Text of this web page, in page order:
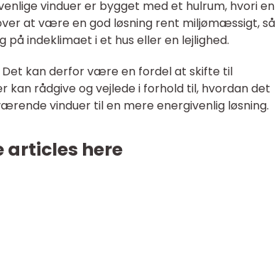
vinduer er bygget med et hulrum, hvori en
at være en god løsning rent miljømæssigt, så
på indeklimaet i et hus eller en lejlighed.
kan derfor være en fordel at skifte til
kan rådgive og vejlede i forhold til, hvordan det
vinduer til en mere energivenlig løsning.
articles here